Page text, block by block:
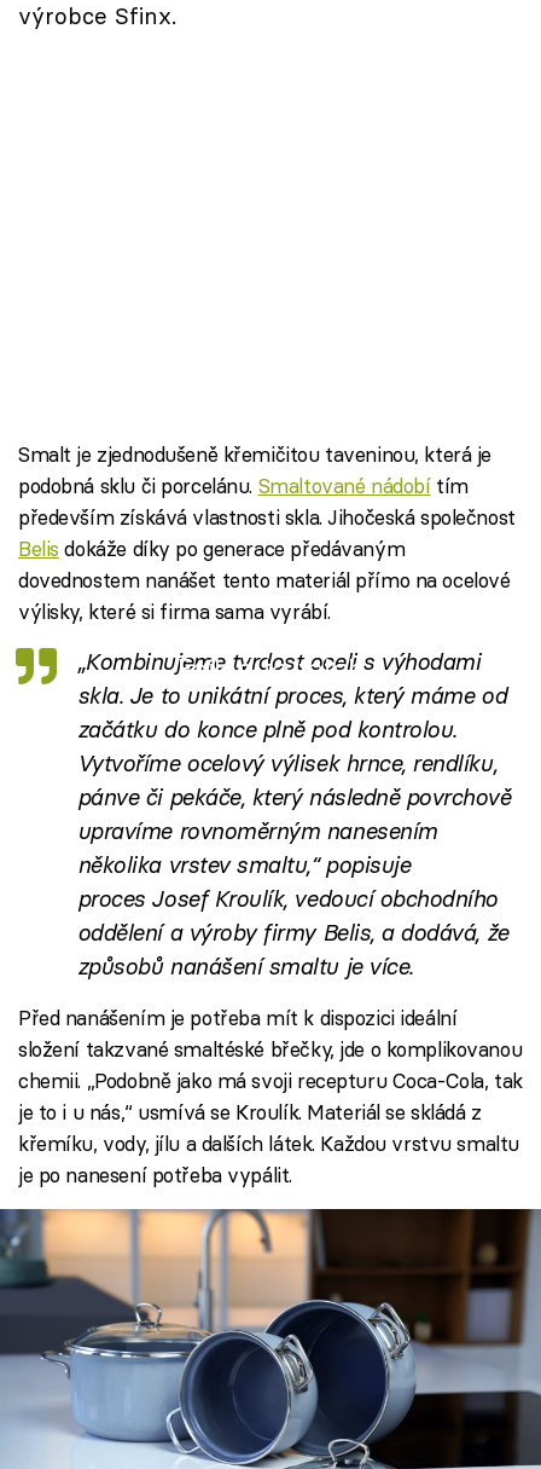
výrobce Sfinx.
Smalt je zjednodušeně křemičitou taveninou, která je
podobná sklu či porcelánu. Smaltované nádobítím
především získává vlastnosti skla. Jihočeská společnost
Belis dokáže díky po generace předávaným
dovednostem nanášet tento materiál přímo na ocelové
výlisky, které si firma sama vyrábí.
Failed to fetch
„Kombinujeme tvrdost oceli s výhodami
skla. Je to unikátní proces, který máme od
začátku do konce plně pod kontrolou.
Vytvoříme ocelový výlisek hrnce, rendlíku,
pánve či pekáče, který následně povrchově
upravíme rovnoměrným nanesením
několika vrstev smaltu,“ popisuje
proces Josef Kroulík, vedoucí obchodního
oddělení a výroby firmy Belis, a dodává, že
způsobů nanášení smaltu je více.
Před nanášením je potřeba mít k dispozici ideální
složení takzvané smaltéské břečky, jde o komplikovanou
chemii. „Podobně jako má svoji recepturu Coca-Cola, tak
je to i u nás,“ usmívá se Kroulík. Materiál se skládá z
křemíku, vody, jílu a dalších látek. Každou vrstvu smaltu
je po nanesení potřeba vypálit.